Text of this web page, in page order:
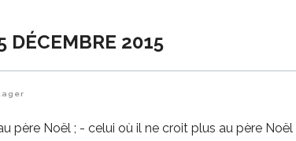
DÉCEMBRE 2015
père Noël ; - celui où il ne croit plus au père Noël